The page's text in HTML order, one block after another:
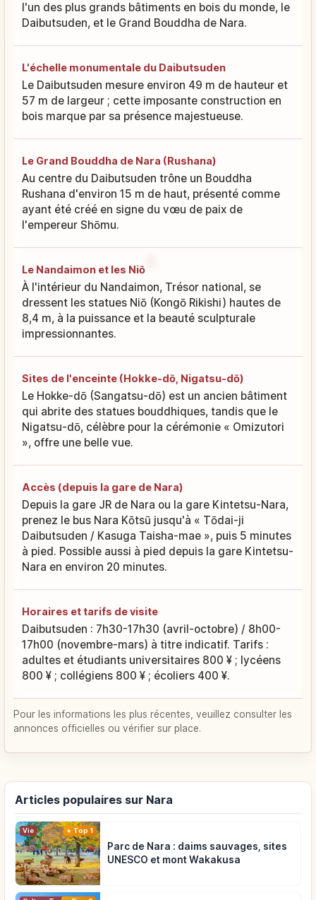
l'un des plus grands bâtiments en bois du monde, le
Daibutsuden, et le Grand Bouddha de Nara.
L'échelle monumentale du Daibutsuden
Le Daibutsuden mesure environ 49 m de hauteur et
57 m de largeur ; cette imposante construction en
bois marque par sa présence majestueuse.
Le Grand Bouddha de Nara (Rushana)
Au centre du Daibutsuden trône un Bouddha
Rushana d'environ 15 m de haut, présenté comme
ayant été créé en signe du vœu de paix de
l'empereur Shōmu.
Le Nandaimon et les Niō
À l'intérieur du Nandaimon, Trésor national, se
dressent les statues Niō (Kongō Rikishi) hautes de
8,4 m, à la puissance et la beauté sculpturale
impressionnantes.
Sites de l'enceinte (Hokke-dō, Nigatsu-dō)
Le Hokke-dō (Sangatsu-dō) est un ancien bâtiment
qui abrite des statues bouddhiques, tandis que le
Nigatsu-dō, célèbre pour la cérémonie « Omizutori
», offre une belle vue.
Accès (depuis la gare de Nara)
Depuis la gare JR de Nara ou la gare Kintetsu-Nara,
prenez le bus Nara Kōtsū jusqu'à « Tōdai-ji
Daibutsuden / Kasuga Taisha-mae », puis 5 minutes
à pied. Possible aussi à pied depuis la gare Kintetsu-
Nara en environ 20 minutes.
Horaires et tarifs de visite
Daibutsuden : 7h30-17h30 (avril-octobre) / 8h00-
17h00 (novembre-mars) à titre indicatif. Tarifs :
adultes et étudiants universitaires 800 ¥ ; lycéens
800 ¥ ; collégiens 800 ¥ ; écoliers 400 ¥.
Pour les informations les plus récentes, veuillez consulter les
annonces officielles ou vérifier sur place.
Articles populaires sur Nara
Vie Top 1
Parc de Nara : daims sauvages, sites
UNESCO et mont Wakakusa